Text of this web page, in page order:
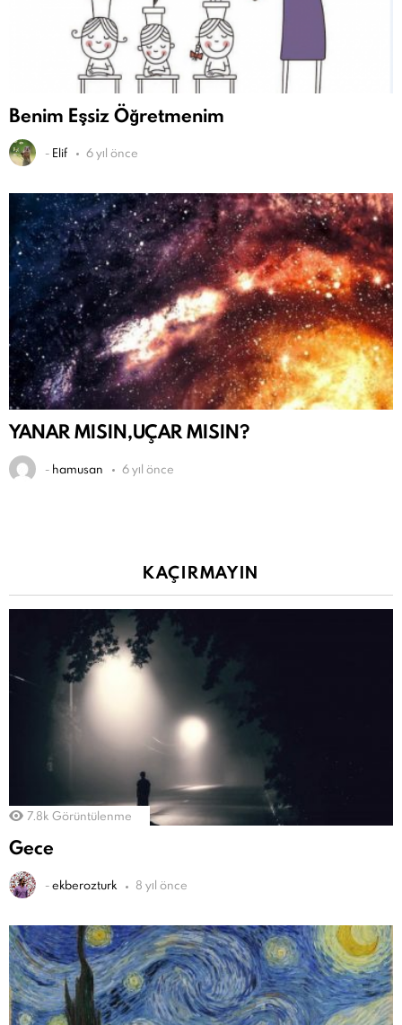
Benim Eşsiz Öğretmenim
- Elif 6 yıl önce
YANAR MISIN,UÇAR MISIN?
- hamusan 6 yıl önce
KAÇIRMAYIN
7.8k Görüntülenme
Gece
-ekberozturk 8 yıl önce